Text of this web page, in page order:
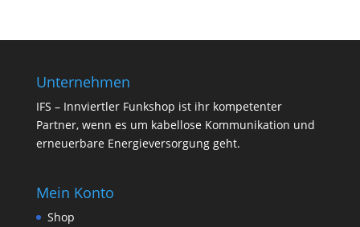
Unternehmen
IFS – Innviertler Funkshop ist ihr kompetenter
Partner, wenn es um kabellose Kommunikation und
erneuerbare Energieversorgung geht.
Mein Konto
Shop